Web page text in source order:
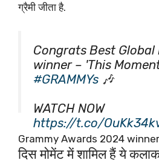
ग्रैमी जीता है.
Congrats Best Global
winner – 'This
#GRAMMYs 🎶
WATCH NOW
https://t.co/
pic.twitter.com/
Grammy Awards 2024
दिस मोमेंट में शामिल हैं ये